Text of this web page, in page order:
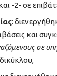
-2- σε
:
και
σε